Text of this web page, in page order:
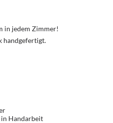
in jedem Zimmer!
handgefertigt.
in Handarbeit